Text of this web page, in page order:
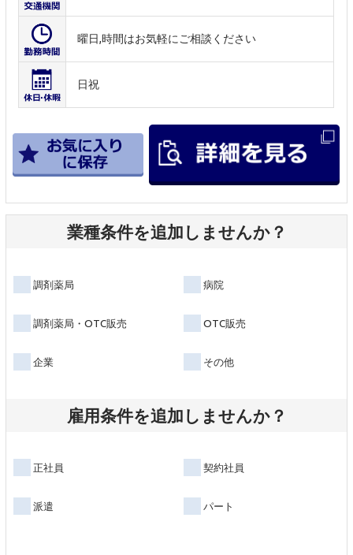
曜日,時間はお気軽にご相談ください
日祝
業種条件を追加しませんか？
調剤薬局 病院
調剤薬局・OTC販売 OTC販売
企業 その他
雇用条件を追加しませんか？
正社員 契約社員
派遣 パート